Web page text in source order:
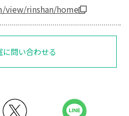
view/rinshan/home
に問い合わせる